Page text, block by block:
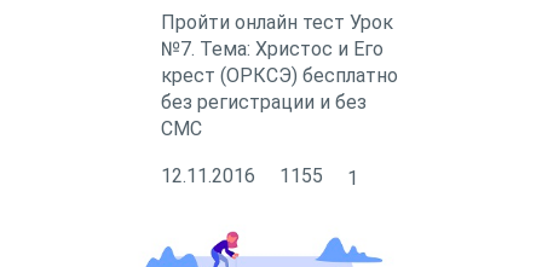
Пройти онлайн тест Урок
№7. Тема: Христос и Его
крест (ОРКСЭ) бесплатно
без регистрации и без
СМС
12.11.2016 1155 1